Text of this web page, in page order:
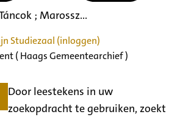
; Marossz...
Studiezaal (inloggen)
( Haags Gemeentearchief )
Door leestekens in uw
zoekopdracht te gebruiken, zoekt